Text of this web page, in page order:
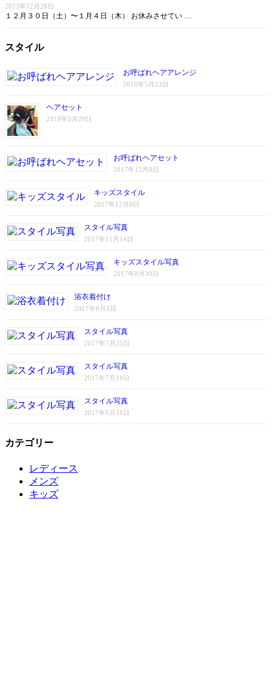
2023年12月28日
１２月３０日（土）〜１月４日（木） お休みさせてい …
スタイル
お呼ばれヘアアレンジ
2018年5月23日
ヘアセット
2018年3月29日
お呼ばれヘアセット
2017年12月8日
キッズスタイル
2017年12月8日
スタイル写真
2017年11月14日
キッズスタイル写真
2017年8月30日
浴衣着付け
2017年8月3日
スタイル写真
2017年7月25日
スタイル写真
2017年7月18日
スタイル写真
2017年5月31日
カテゴリー
レディース
メンズ
キッズ